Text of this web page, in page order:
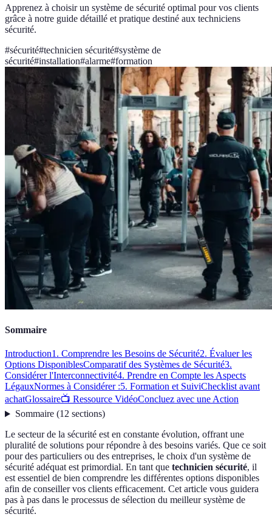
Apprenez à choisir un système de sécurité optimal pour vos clients
grâce à notre guide détaillé et pratique destiné aux techniciens
sécurité.
#sécurité#technicien sécurité#système de
sécurité#installation#alarme#formation
Sommaire
Introduction1. Comprendre les Besoins de Sécurité2. Évaluer les
Options DisponiblesComparatif des Systèmes de Sécurité3.
Considérer l'Interconnectivité4. Prendre en Compte les Aspects
LégauxNormes à Considérer :5. Formation et SuiviChecklist avant
achatGlossaire📺 Ressource VidéoConcluez avec une Action
Sommaire(12 sections)
Le secteur de la sécurité est en constante évolution, offrant une
pluralité de solutions pour répondre à des besoins variés. Que ce soit
pour des particuliers ou des entreprises, le choix d'un système de
sécurité adéquat est primordial. En tant que technicien sécurité, il
est essentiel de bien comprendre les différentes options disponibles
afin de conseiller vos clients efficacement. Cet article vous guidera
pas à pas dans le processus de sélection du meilleur système de
sécurité.